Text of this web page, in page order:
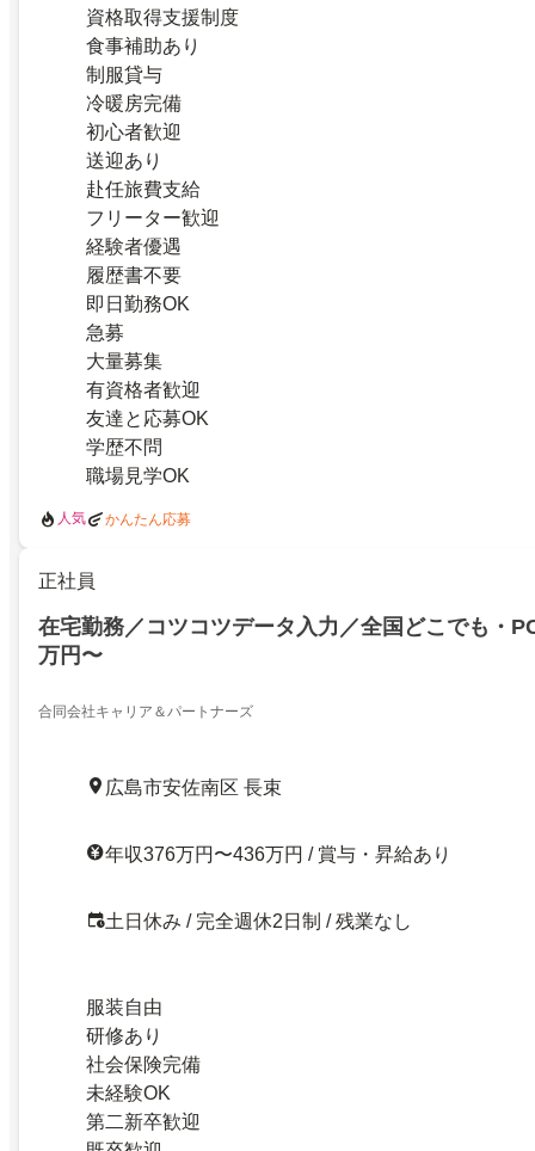
資格取得支援制度
食事補助あり
制服貸与
冷暖房完備
初心者歓迎
送迎あり
赴任旅費支給
フリーター歓迎
経験者優遇
履歴書不要
即日勤務OK
急募
大量募集
有資格者歓迎
友達と応募OK
学歴不問
職場見学OK
人気 かんたん応募
正社員
在宅勤務／コツコツデータ入力／全国どこでも・
万円〜
合同会社キャリア＆パートナーズ
広島市安佐南区 長束
年収376万円〜436万円 / 賞与・昇給あり
土日休み / 完全週休2日制 / 残業なし
服装自由
研修あり
社会保険完備
未経験OK
第二新卒歓迎